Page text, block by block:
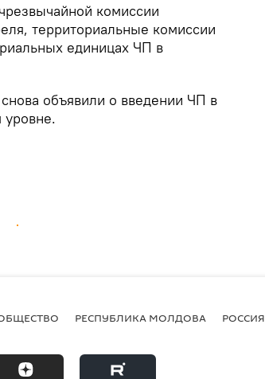
комиссии
территориальные комиссии
единицах ЧП в
объявили о введении ЧП в
уровне.
РЕСПУБЛИКА МОЛДОВА РОССИЯ